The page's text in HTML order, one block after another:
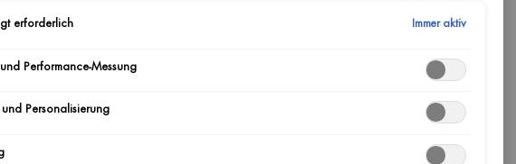
erforderlich Immer aktiv
Performance-Messung
und Personalisierung